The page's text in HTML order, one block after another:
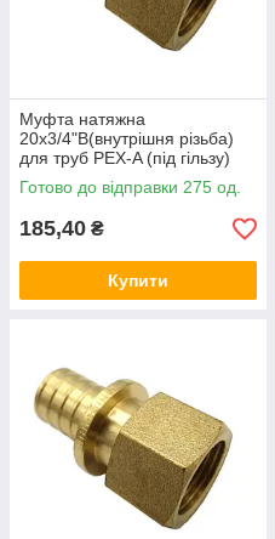
Муфта натяжна
20x3/4"В(внутрішня різьба)
для труб PEX-A (під гільзу)
латунна V&G (VALOGIN)
Готово до відправки 275 од.
185,40 ₴
Купити